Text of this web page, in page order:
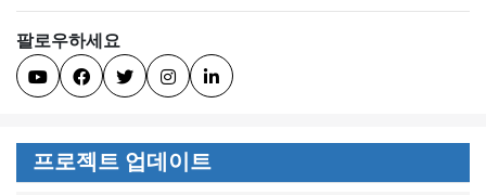
팔로우하세요
    
프로젝트 업데이트